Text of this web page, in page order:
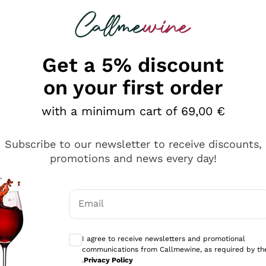
looking for
è male ma secondo me ci sono alternative che
Get a 5% discount
on your first order
with a minimum cart of 69,00 €
Subscribe to our newsletter to receive discounts,
promotions and news every day!
Email
I agree to receive newsletters and promotional
communications from Callmewine, as required by
.Privacy Policy